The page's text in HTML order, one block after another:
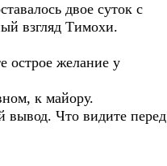
двое суток с
взгляд Тимохи.
острое желание у
к майору.
вывод. Что видите перед